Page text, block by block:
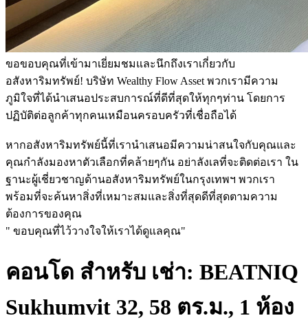
ขอขอบคุณที่เข้ามาเยี่ยมชมและนึกถึงเราเกี่ยวกับ
อสังหาริมทรัพย์! บริษัท Wealthy Flow Asset พวกเรามีความ
ภูมิใจที่ได้นำเสนอประสบการณ์ที่ดีที่สุดให้ทุกๆท่าน โดยการ
ปฏิบัติต่อลูกค้าทุกคนเหมือนครอบครัวที่เชื่อถือได้
หากอสังหาริมทรัพย์นี้ที่เรานำเสนอมีความน่าสนใจกับคุณและ
คุณกำลังมองหาตัวเลือกที่คล้ายๆกัน อย่าลังเลที่จะติดต่อเรา ใน
ฐานะผู้เชี่ยวชาญด้านอสังหาริมทรัพย์ในกรุงเทพฯ พวกเรา
พร้อมที่จะค้นหาสิ่งที่เหมาะสมและสิ่งที่สุดดีที่สุดตามความ
ต้องการของคุณ
" ขอบคุณที่ไว้วางใจให้เราได้ดูแลคุณ"
คอนโด สำหรับ เช่า: BEATNIQ
Sukhumvit 32, 58 ตร.ม., 1 ห้อง